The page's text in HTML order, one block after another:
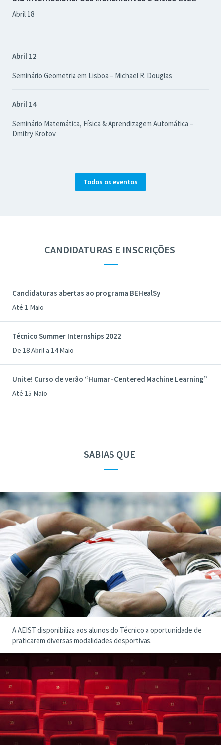
Abril 18
Abril 12
Seminário Geometria em Lisboa – Michael R. Douglas
Abril 14
Seminário Matemática, Física & Aprendizagem Automática –
Dmitry Krotov
Todos os eventos
CANDIDATURAS E INSCRIÇÕES
—
Candidaturas abertas ao programa BEHealSy
Até 1 Maio
Técnico Summer Internships 2022
De 18 Abril a 14 Maio
Unite! Curso de verão “Human-Centered Machine Learning”
Até 15 Maio
SABIAS QUE
—
A AEIST disponibiliza aos alunos do Técnico a oportunidade de
praticarem diversas modalidades desportivas.